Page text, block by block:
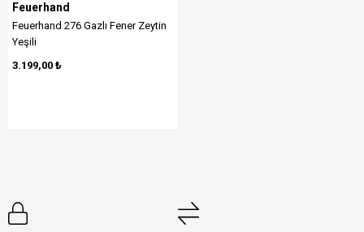
Feuerhand
Feuerhand 276 Gazlı Fener Zeytin
Yeşili
3.199,00 ₺